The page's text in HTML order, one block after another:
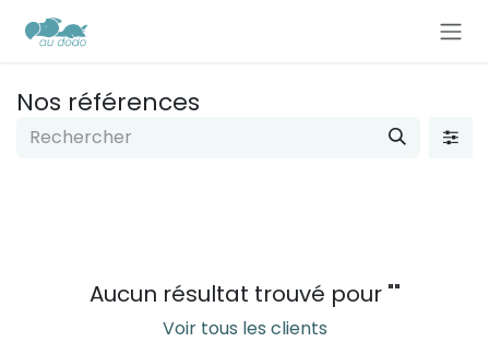
Se rendre au contenu
Nos références
Aucun résultat trouvé pour ""
Voir tous les clients